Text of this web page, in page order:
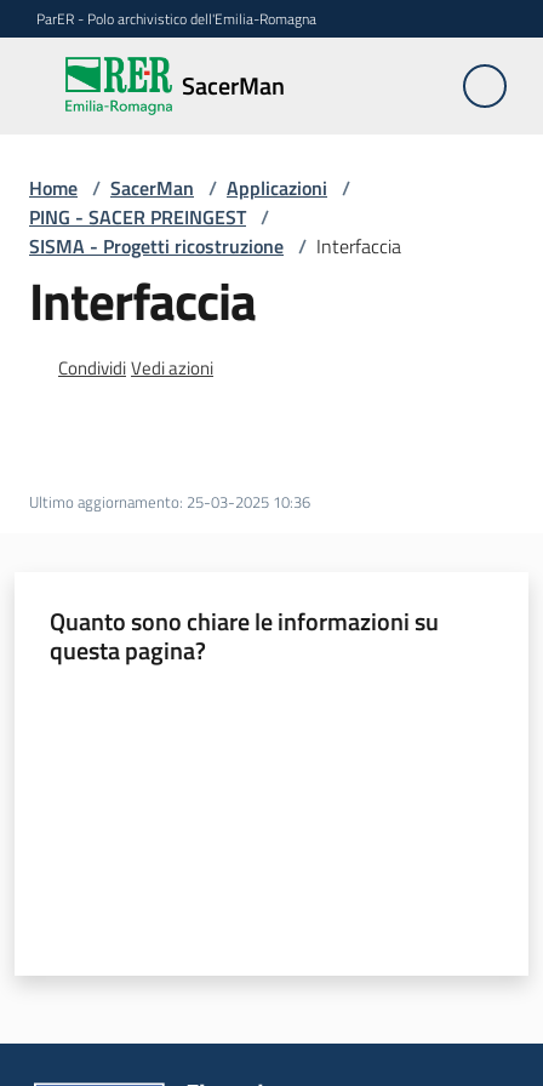
Vai al contenuto
Vai alla navigazione
Vai al footer
ParER - Polo archivistico dell'Emilia-Romagna
SacerMan
SacerMan
Applicazioni
Menu selezionato
Evolutive
FAQ
Polo
archivistico
Home / SacerMan / Applicazioni /
PING - SACER PREINGEST /
SISMA - Progetti ricostruzione / Interfaccia
Interfaccia
CondividiVedi azioni
Ultimo aggiornamento: 25-03-2025 10:36
Quanto sono chiare le informazioni su
questa pagina?